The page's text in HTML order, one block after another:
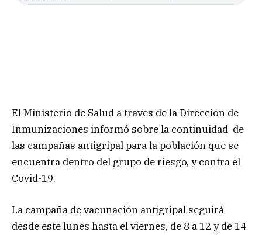
El Ministerio de Salud a través de la Dirección de
Inmunizaciones informó sobre la continuidad de
las campañas antigripal para la población que se
encuentra dentro del grupo de riesgo, y contra el
Covid-19.
La campaña de vacunación antigripal seguirá
desde este lunes hasta el viernes, de 8 a 12 y de 14